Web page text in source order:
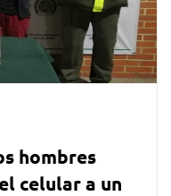
hombres
celular a un